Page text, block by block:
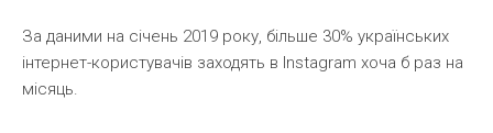
За даними на січень 2019 року, більше 30% українських
інтернет-користувачів заходять в Instagram хоча б раз на
місяць.